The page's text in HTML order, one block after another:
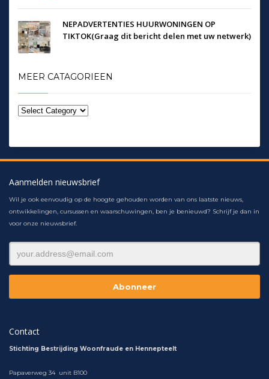
NEPADVERTENTIES HUURWONINGEN OP
TIKTOK(Graag dit bericht delen met uw netwerk)
MEER CATAGORIEEN
Aanmelden nieuwsbrief
Wil je ook eenvoudig op de hoogte gehouden worden van ons laatste nieuws,
ontwikkelingen, cursussen en waarschuwingen, ben je benieuwd? Schrijf je dan in
voor onze nieuwsbrief.
Contact
Stichting Bestrijding Woonfraude en Hennepteelt
Papaverweg 34 unit B100